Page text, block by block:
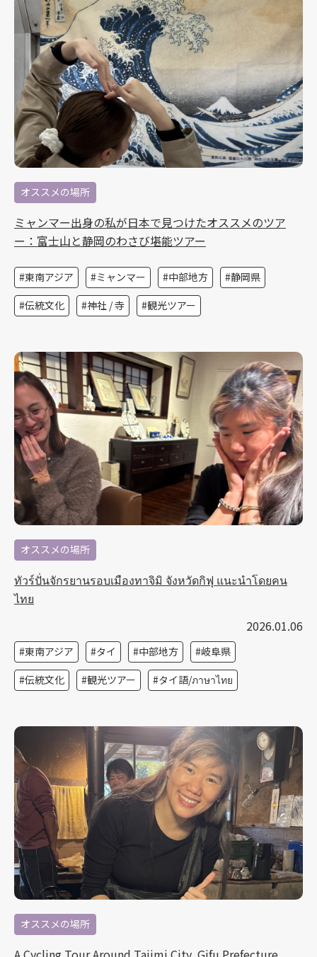
オススメの場所
ミャンマー出身の私が日本で見つけたオススメのツア
ー：富士山と静岡のわさび堪能ツアー
東南アジア ミャンマー 中部地方
静岡県
伝統文化
神社 / 寺 観光ツアー
オススメの場所
ทัวร์ปั่นจักรยานรอบเมืองทาจิมิ จังหวัดกิฟุ แนะนำโดยคน
ไทย
2026.01.06
東南アジア タイ 中部地方
岐阜県
伝統文化
観光ツアー タイ語/ภาษาไทย
オススメの場所